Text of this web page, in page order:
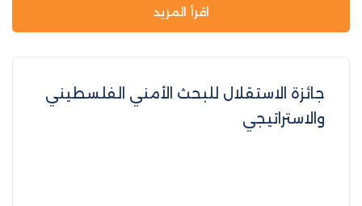
اقرأ المزيد
جائزة الاستقلال للبحث الأمني الفلسطيني
والاستراتيجي